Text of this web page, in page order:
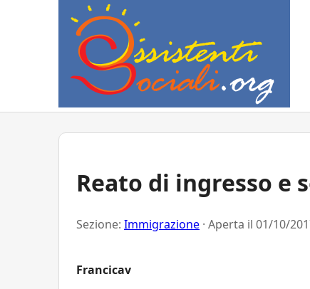
Reato di ingresso e
Sezione: Immigrazione · Aperta il 01/10/
Francicav